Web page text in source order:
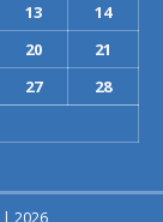
13
14
20
21
27
28
| 2026